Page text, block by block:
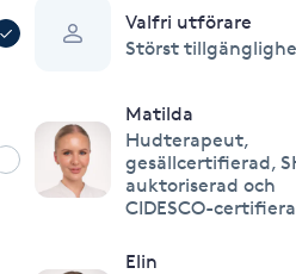
Valfri utförare
Störst
Matilda
Hudterapeut,
gesällcertifierad,
auktoriserad och
CIDESCO-
Elin